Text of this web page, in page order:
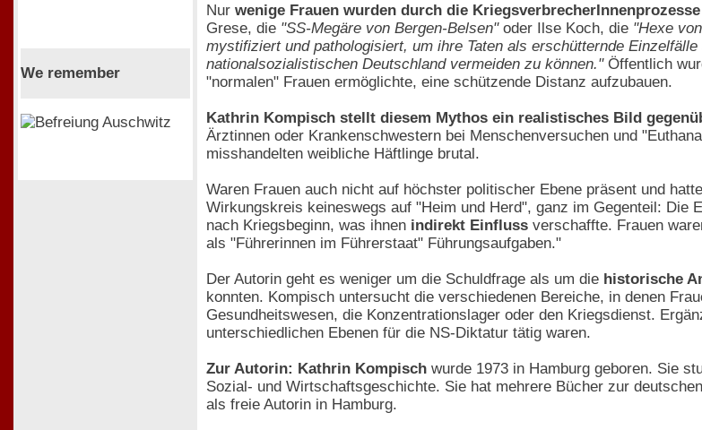
We remember
Nur wenige Frauen wurden durch die
Grese, die "SS-Megäre von Bergen-Belsen"oder Ilse Koch, die "Hexe
mystifiziert und pathologisiert, um ihre Taten als erschütternde
nationalsozialistischen Deutschland vermeiden zu können."Öffentlich
"normalen" Frauen ermöglichte, eine schützende Distanz aufzubauen.
Kathrin Kompisch stellt diesem Mythos ein realistisches Bild
Ärztinnen oder Krankenschwestern bei Menschenversuchen und
misshandelten weibliche Häftlinge brutal.
Waren Frauen auch nicht auf höchster politischer Ebene präsent und
Wirkungskreis keineswegs auf "Heim und Herd", ganz im Gegenteil: Die
nach Kriegsbeginn, was ihnen indirekt Einfluss verschaffte. Frauen
als "Führerinnen im Führerstaat" Führungsaufgaben."
Der Autorin geht es weniger um die Schuldfrage als um die historische
konnten. Kompisch untersucht die verschiedenen Bereiche, in denen
Gesundheitswesen, die Konzentrationslager oder den Kriegsdienst.
unterschiedlichen Ebenen für die NS-Diktatur tätig waren.
Zur Autorin: Kathrin Kompisch wurde 1973 in Hamburg geboren. Sie
Sozial- und Wirtschaftsgeschichte. Sie hat mehrere Bücher zur
als freie Autorin in Hamburg.